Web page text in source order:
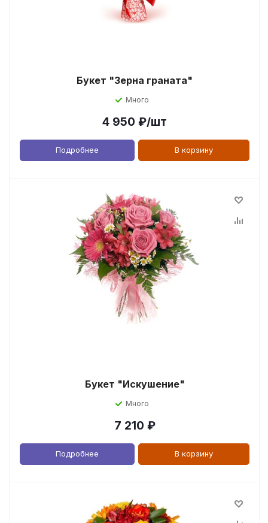
Букет "Зерна граната"
Много
4 950 ₽/шт
Подробнее В корзину
Букет "Искушение"
Много
7 210 ₽
Подробнее В корзину